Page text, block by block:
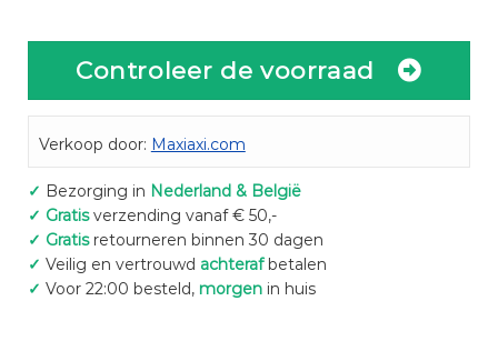
Controleer de voorraad
Verkoop door: Maxiaxi.com
✓ Bezorging in Nederland & België
✓ Gratisverzending vanaf € 50,-
✓ Gratisretourneren binnen 30 dagen
✓ Veilig en vertrouwd achterafbetalen
✓ Voor 22:00 besteld, morgenin huis